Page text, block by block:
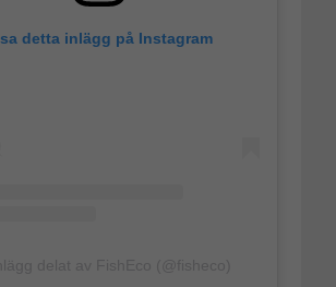
detta inlägg på Instagram